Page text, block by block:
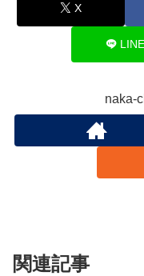
X
LINE
naka-
関連記事